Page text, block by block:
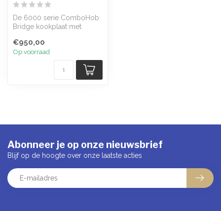
De 6000 serie ComboHob
Bridge kookplaat met
inductiekoo...
€950,00
Op voorraad
Abonneer je op onze nieuwsbrief
Blijf op de hoogte over onze laatste acties